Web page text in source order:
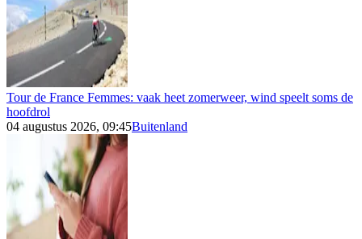
Tour de France Femmes: vaak heet zomerweer, wind speelt soms de
hoofdrol
04 augustus 2026, 09:45Buitenland